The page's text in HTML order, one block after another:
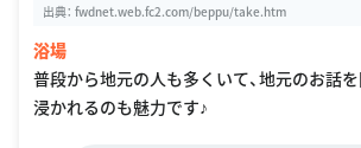
出典： fwdnet.web.fc2.com/beppu/take.htm
浴場
普段から地元の人も多くいて、地元のお話
浸かれるのも魅力です♪